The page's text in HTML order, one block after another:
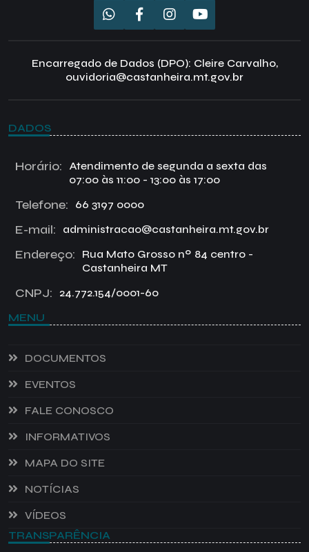
Encarregado de Dados (DPO): Cleire Carvalho,
ouvidoria@castanheira.mt.gov.br
DADOS
Horário:
Atendimento de segunda a sexta das
07:00 às 11:00 - 13:00 às 17:00
Telefone: 66 3197 0000
E-mail: administracao@castanheira.mt.gov.br
Endereço:
Rua Mato Grosso nº 84 centro -
Castanheira MT
CNPJ: 24.772.154/0001-60
MENU
DOCUMENTOS
EVENTOS
FALE CONOSCO
INFORMATIVOS
MAPA DO SITE
NOTÍCIAS
VÍDEOS
TRANSPARÊNCIA